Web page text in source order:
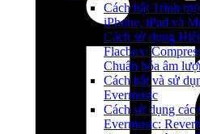
Cách bật Trình
iPhone, iPad và
Cách sử dụng
Flacbox:
Chuẩn hóa âm
Cách bật và sử
Evermusic
Cách sử dụng
Evermusic: